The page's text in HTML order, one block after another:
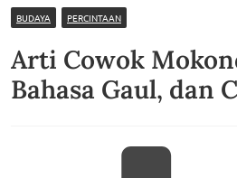
BUDAYA PERCINTAAN
Arti Cowok
Bahasa Gaul, dan